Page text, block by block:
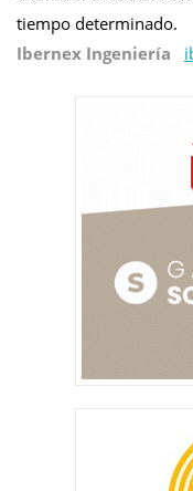
tiempo determinado.
Ibernex Ingeniería